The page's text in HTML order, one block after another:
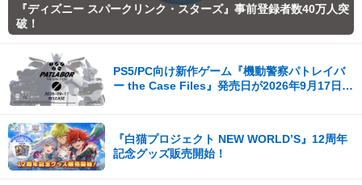
『ディズニー スパークリンク・スターズ』事前登録者数40万人突
破！
PS5/PC向け新作ゲーム『機動警察パトレイバ
ー the Case Files』発売日が2026年9月17日
『白猫プロジェクト NEW WORLD’S』12周年
記念グッズ販売開始！